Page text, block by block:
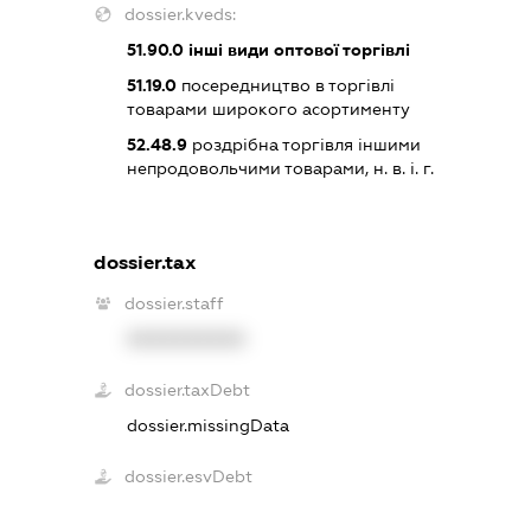
dossier.kveds:
51.90.0 інші види оптової торгівлі
51.19.0 посередництво в торгівлі
товарами широкого асортименту
52.48.9 роздрібна торгівля іншими
непродовольчими товарами, н. в. і. г.
dossier.tax
dossier.staff
dossier.taxDebt
dossier.missingData
dossier.esvDebt